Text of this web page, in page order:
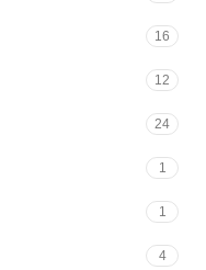
16
12
24
1
1
4